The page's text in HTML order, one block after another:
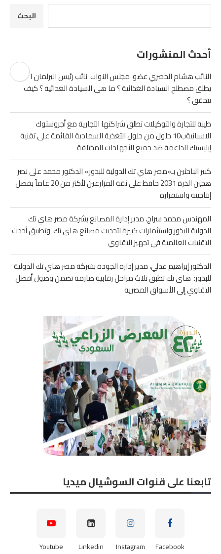
البحث
أحدث المنشورات
النائب هشام الحصري عضو مجلس النواب نائب رئيس البرلمان العربي
يطلق مصطلح السيادة الغذائية ؟ ما هى السيادة الغذائية ؟ كيف
تتحقق ؟
طيبة للتجارة والتوكيلات تطلق شراكتها التجارية مع أجروستوك
الاسبانيةب10 حلول من حلول التغذية السمادية القائمة على تقنية
إيليستك الداعمة ضد جميع الأجهادات المختلفة
كبير الباحثين بـ«مصر هاي تك الدولية للبذور» الدكتور محمد على نصر
هجين الذرة 2031 حافظ على ثقة المزارعين لأكثر من 20 عاماً بفضل
إنتاجيته واستقراره
المهندس محمد سراج، مدير إدارة المصانع بشركة مصر هاي تك
الدولية للبذور واستثمارات كبيرة لتحديث مصانع هاى تك وتطبيق أحدث
التقنيات العالمية في تجهيز التقاوي
الدكتور إبراهيم عدلي، مدير إدارة الجودة بشركة مصر هاي تك الدولية
للبذور: هاى تك تطبق ثلاث مراحل رقابية صارمة تضمن وصول أفضل
التقاوي إلى الأسواق المصرية
تابعنا على قنوات السوشيال ميديا
Facebook
Instagram
Linkedin
Youtube